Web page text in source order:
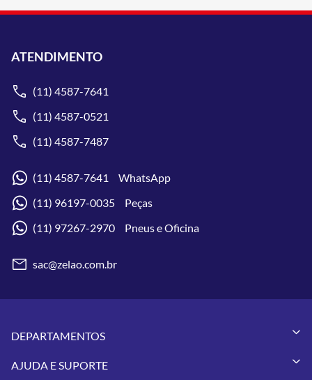
ATENDIMENTO
(11) 4587-7641
(11) 4587-0521
(11) 4587-7487
(11) 4587-7641 WhatsApp
(11) 96197-0035 Peças
(11) 97267-2970 Pneus e Oficina
sac@zelao.com.br
DEPARTAMENTOS
Vestuários
AJUDA E SUPORTE